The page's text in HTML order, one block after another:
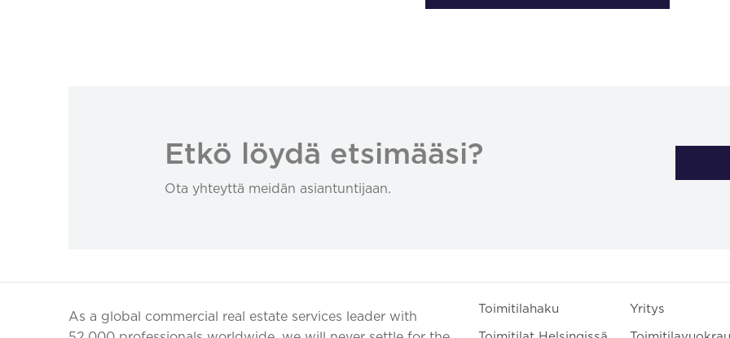
Etkö löydä etsimääsi?
Ota yhteyttä meidän asiantuntijaan.
As a global commercial real estate services leader with
Toimitilahaku Yritys